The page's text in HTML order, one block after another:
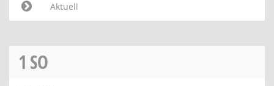
Aktuell
1 SO